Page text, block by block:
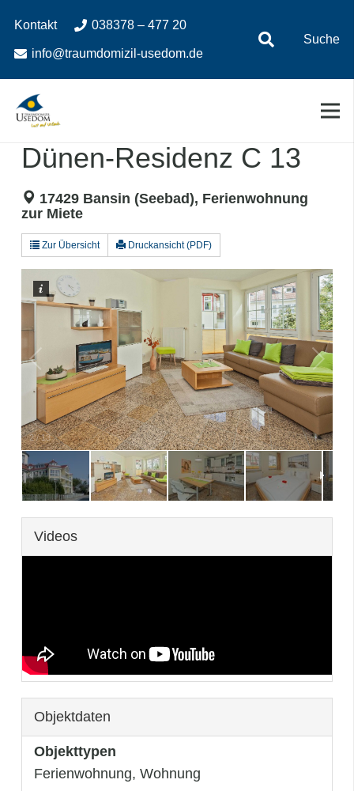
Inhalt
springen
Navigation
springen
Kontakt 038378 – 477 20
info@traumdomizil-usedom.de
Suche
Dünen-Residenz C 13
17429 Bansin (Seebad), Ferienwohnung
zur Miete
Zur Übersicht Druckansicht (PDF)
2/13
Videos
Objektdaten
Objekttypen
Ferienwohnung, Wohnung